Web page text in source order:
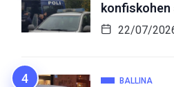
konfiskohen
22/07/
BALLINA